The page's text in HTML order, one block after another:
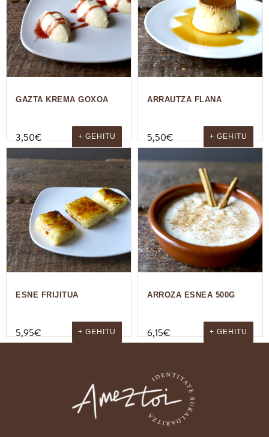
GAZTA KREMA GOXOA
3,50€ + GEHITU
ARRAUTZA FLANA
5,50€ + GEHITU
ESNE FRIJITUA
5,95€ + GEHITU
ARROZA ESNEA 500G
6,15€ + GEHITU